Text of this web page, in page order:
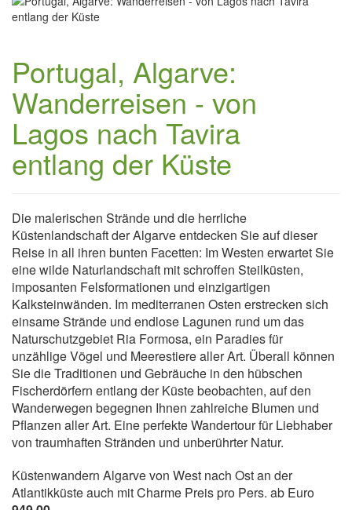
Portugal, Algarve:
Wanderreisen - von
Lagos nach Tavira
entlang der Küste
Die malerischen Strände und die herrliche
Küstenlandschaft der Algarve entdecken Sie auf dieser
Reise in all ihren bunten Facetten: Im Westen erwartet Sie
eine wilde Naturlandschaft mit schroffen Steilküsten,
imposanten Felsformationen und einzigartigen
Kalksteinwänden. Im mediterranen Osten erstrecken sich
einsame Strände und endlose Lagunen rund um das
Naturschutzgebiet Ria Formosa, ein Paradies für
unzählige Vögel und Meerestiere aller Art. Überall können
Sie die Traditionen und Gebräuche in den hübschen
Fischerdörfern entlang der Küste beobachten, auf den
Wanderwegen begegnen Ihnen zahlreiche Blumen und
Pflanzen aller Art. Eine perfekte Wandertour für Liebhaber
von traumhaften Stränden und unberührter Natur.
Küstenwandern Algarve von West nach Ost an der
Atlantikküste auch mit Charme Preis pro Pers. ab Euro